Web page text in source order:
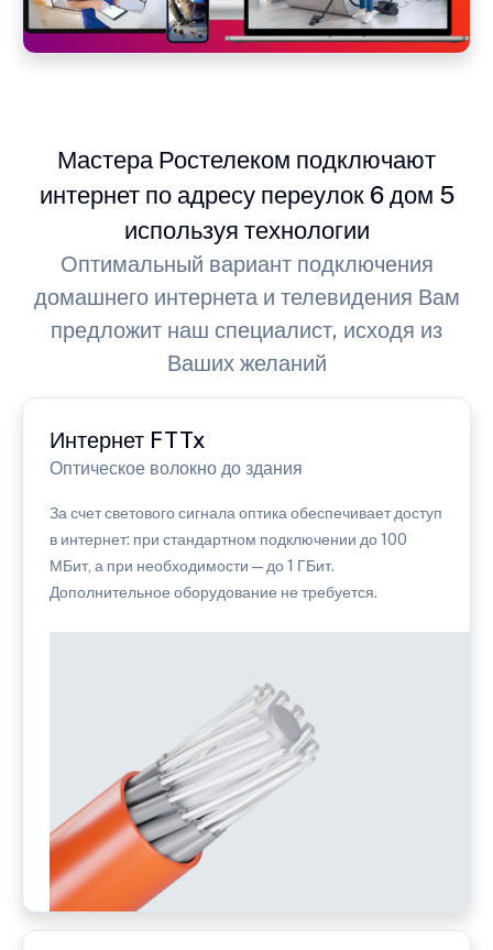
Мастера Ростелеком подключают
интернет по адресу переулок 6 дом 5
используя технологии
Оптимальный вариант подключения
домашнего интернета и телевидения Вам
предложит наш специалист, исходя из
Ваших желаний
Интернет FTTx
Оптическое волокно до здания
За счет светового сигнала оптика обеспечивает доступ
в интернет: при стандартном подключении до 100
МБит, а при необходимости — до 1 ГБит.
Дополнительное оборудование не требуется.